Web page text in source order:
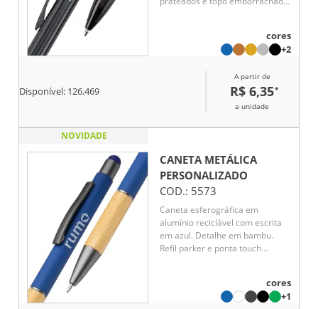
Conta com acionamento por
clique e carga esferográfica azul
cores
+2
Disponível: 126.469
A partir de
R$ 6,35*
a unidade
NOVIDADE
CANETA METÁLICA
PERSONALIZADO
COD.: 5573
Caneta esferográfica em
alumínio reciclável com escrita
em azul. Detalhe em bambu.
Refil parker e ponta touch
cores
+1